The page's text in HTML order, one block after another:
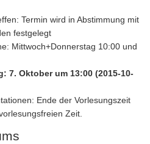
Termin wird in Abstimmung mit
festgelegt
Mittwoch+Donnerstag 10:00 und
7. Oktober um 13:00 (2015-10-
Ende der Vorlesungszeit
Zeit.